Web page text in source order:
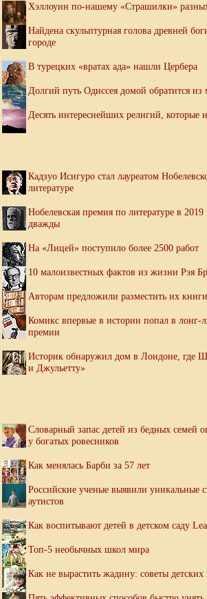
Хэллоуин по-нашему «Страшилки»
Найдена скульптурная голова древней
городе
В турецких «вратах ада» нашли Цербера
Долгий путь Одиссея домой обратится из
Десять интереснейших религий, которые
Кадзуо Исигуро стал лауреатом
литературе
Нобелевская премия по литературе в 2019
дважды
На «Лицей» поступило более 2500 работ
10 малоизвестных фактов из жизни Рэя
Авторам предложили разместить их
Комикс впервые в истории попал в лонг-
премии
Историк обнаружил дом в Лондоне, где
и Джульетту»
Словарный запас детей из бедных семей
у богатых ровесников
Как менялась Барби за 57 лет
Российские ученые выявили уникальные
аутистов
Как воспитывают детей в детском саду
Топ-5 необычных школ мира
Как не вырастить жадину: советы детских